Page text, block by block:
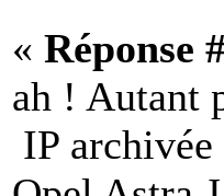
« Réponse
ah ! Autant
IP archivée